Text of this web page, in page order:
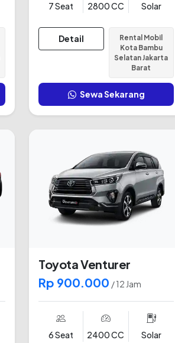
7 Seat 2800 CC Solar
Detail
Rental Mobil
Kota Bambu
Selatan Jakarta
Barat
Sewa Sekarang
Toyota Venturer
Rp 900.000 / 12 Jam
6 Seat 2400 CC Solar